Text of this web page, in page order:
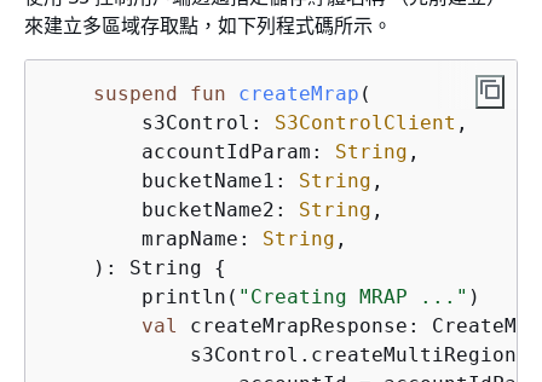
來建立多區域存取點，如下列程式碼所示。
suspend fun createMrap (
        s3Control:
S3ControlClient ,
        accountIdParam:
String ,
        bucketName1:
String ,
        bucketName2:
String ,
        mrapName:
String ,
    )
: String {
        println(
"Creating MRAP ..." )
val
createMrapResponse: